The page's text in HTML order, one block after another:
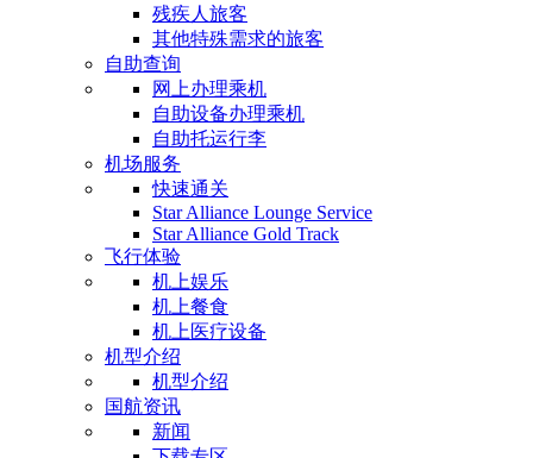
残疾人旅客
其他特殊需求的旅客
自助查询
网上办理乘机
自助设备办理乘机
自助托运行李
机场服务
快速通关
Star Alliance Lounge Service
Star Alliance Gold Track
飞行体验
机上娱乐
机上餐食
机上医疗设备
机型介绍
机型介绍
国航资讯
新闻